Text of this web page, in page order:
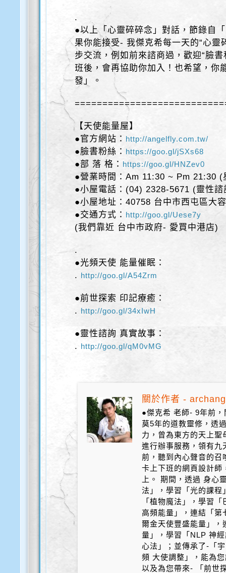
.
●以上「心靈碎碎念」對話，節錄自
果你能接受- 我傑克希每一天的“心靈
步交流，例如前來諮商過，歡迎“臉
班後，會再協助你加入！也希望，你
發」。
【天使能量屋】
●官方網站： http://angelfly.com.tw/
●臉書粉絲： https://goo.gl/jSXs68
●部 落 格： https://goo.gl/HNZev0
●營業時間：Am 11:30 ~ Pm 21:30 (
●小屋電話：(04) 2328-5671 (靈性
●小屋地址：40758 台中市西屯區大
●交通方式： http://goo.gl/Uese7y
(我們靠近 台中市政府- 愛買中港店)
.
●光頻天使 能量催眠：
. http://goo.gl/A54Zrm
●前世探索 印記療癒：
. http://goo.gl/34xIwH
●靈性諮詢 真實故事：
. http://goo.gl/qM0vMG
關於作者 -
●傑克希 老師- 9年前
莫5年的道教靈修，透
力，曾為東方的天上
進行辦事服務，領有
前，聽到內心聲音的召
卡上下班的網頁設計師
上。 期間，透過 身心
法」，學習「光的課程
「植物魔法」，學習
高頻能量」，連結「第
爾金天使豐盛能量」，
量」，學習「NLP 神
心法」；並傳承了-「
頻 大使調整」，能為
以及為您帶來- 「前世